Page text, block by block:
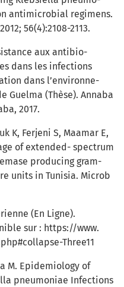
antimicrobial regimens.
56(4):2108-2113.
aux antibio-
dans les infections
dans l’environne-
Guelma (Thèse). Annaba
2017.
K, Ferjeni S, Maamar E,
of extended- spectrum
producing gram-
units in Tunisia. Microb
(En Ligne).
sur : https://www.
Three11
M. Epidemiology of
pneumoniae Infections